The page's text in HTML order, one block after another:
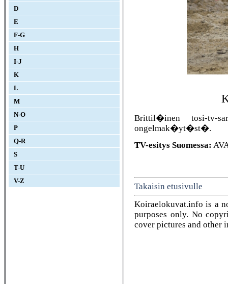
D
E
F-G
H
I-J
K
L
M
N-O
P
Q-R
S
T-U
V-Z
Brittil�inen tosi-tv-
ongelmak�yt�st�.
TV-esitys Suomessa:
Takaisin etusivulle
Koiraelokuvat.info is a
purposes only. No
cover pictures and other